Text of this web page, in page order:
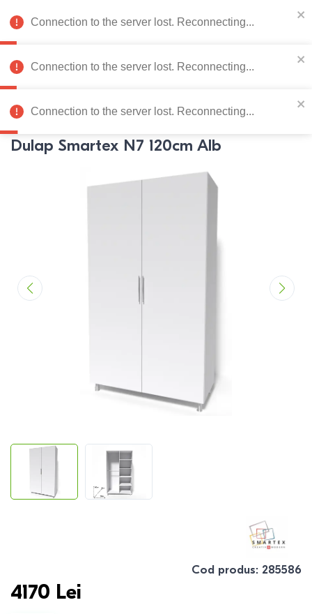
078 222 273 RU
Catalog de produse
0
Pagina principală Mobila dormitor Dulapuri
Dulap Smartex N7 120cm Alb
Cod produs: 285586
4170 Lei
Connection to the server lost. Reconnecting...
Connection to the server lost. Reconnecting...
Connection to the server lost. Reconnecting...